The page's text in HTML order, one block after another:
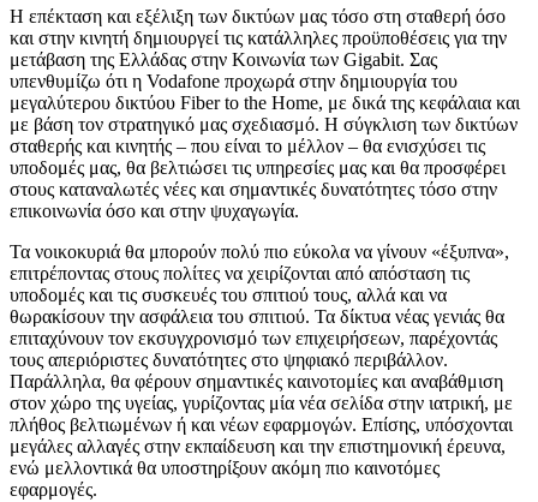
Η επέκταση και εξέλιξη των δικτύων μας τόσο στη σταθερή όσο
και στην κινητή δημιουργεί τις κατάλληλες προϋποθέσεις για την
μετάβαση της Ελλάδας στην Κοινωνία των Gigabit. Σας
υπενθυμίζω ότι η Vodafone προχωρά στην δημιουργία του
μεγαλύτερου δικτύου Fiber to the Home, με δικά της κεφάλαια και
με βάση τον στρατηγικό μας σχεδιασμό. Η σύγκλιση των δικτύων
σταθερής και κινητής – που είναι το μέλλον – θα ενισχύσει τις
υποδομές μας, θα βελτιώσει τις υπηρεσίες μας και θα προσφέρει
στους καταναλωτές νέες και σημαντικές δυνατότητες τόσο στην
επικοινωνία όσο και στην ψυχαγωγία.
Τα νοικοκυριά θα μπορούν πολύ πιο εύκολα να γίνουν «έξυπνα»,
επιτρέποντας στους πολίτες να χειρίζονται από απόσταση τις
υποδομές και τις συσκευές του σπιτιού τους, αλλά και να
θωρακίσουν την ασφάλεια του σπιτιού. Τα δίκτυα νέας γενιάς θα
επιταχύνουν τον εκσυγχρονισμό των επιχειρήσεων, παρέχοντάς
τους απεριόριστες δυνατότητες στο ψηφιακό περιβάλλον.
Παράλληλα, θα φέρουν σημαντικές καινοτομίες και αναβάθμιση
στον χώρο της υγείας, γυρίζοντας μία νέα σελίδα στην ιατρική, με
πλήθος βελτιωμένων ή και νέων εφαρμογών. Επίσης, υπόσχονται
μεγάλες αλλαγές στην εκπαίδευση και την επιστημονική έρευνα,
ενώ μελλοντικά θα υποστηρίξουν ακόμη πιο καινοτόμες
εφαρμογές.